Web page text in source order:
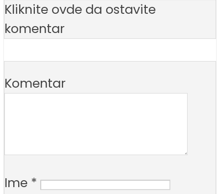
Kliknite ovde da ostavite
komentar
Komentar
Ime *